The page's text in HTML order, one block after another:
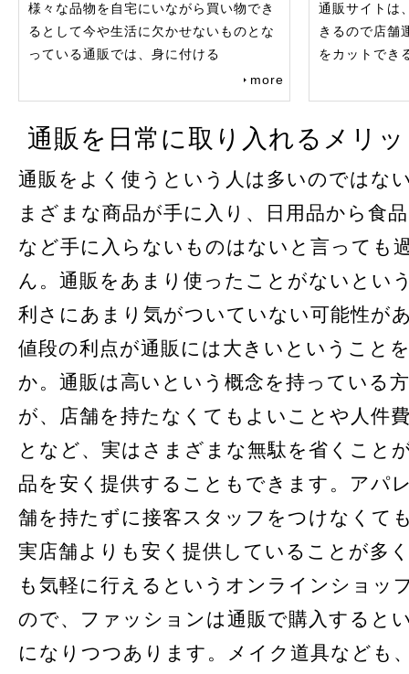
様々な品物を自宅にいながら買い物でき
るとして今や生活に欠かせないものとな
っている通販では、身に付ける
more
通販サイトは
きるので店舗
をカットでき
通販を日常に取り入れるメリ
通販をよく使うという人は多いのではな
まざまな商品が手に入り、日用品から食
など手に入らないものはないと言っても
ん。通販をあまり使ったことがないとい
利さにあまり気がついていない可能性が
値段の利点が通販には大きいということ
か。通販は高いという概念を持っている
が、店舗を持たなくてもよいことや人件
となど、実はさまざまな無駄を省くこと
品を安く提供することもできます。アパ
舗を持たずに接客スタッフをつけなくて
実店舗よりも安く提供していることが多
も気軽に行えるというオンラインショッ
ので、ファッションは通販で購入すると
になりつつあります。メイク道具なども